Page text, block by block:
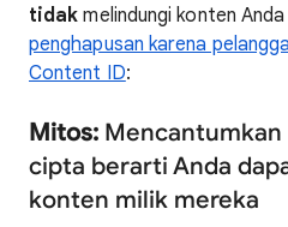
tidak melindungi konten
penghapusan karena
Content ID:
Mitos:
cipta berarti Anda
konten milik mereka